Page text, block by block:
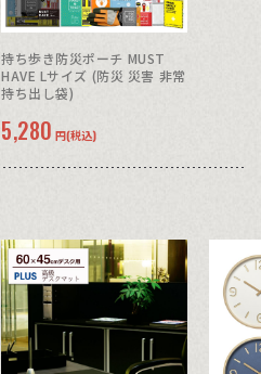
持ち歩き防災ポーチ MUST
HAVE Lサイズ (防災 災害 非常
持ち出し袋)
5,280 円(税込)